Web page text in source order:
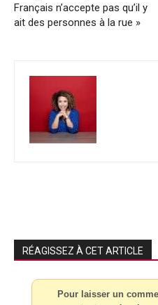
Français n’accepte pas qu’il y
ait des personnes à la rue »
RÉAGISSEZ À CET ARTICLE
Pour laisser un